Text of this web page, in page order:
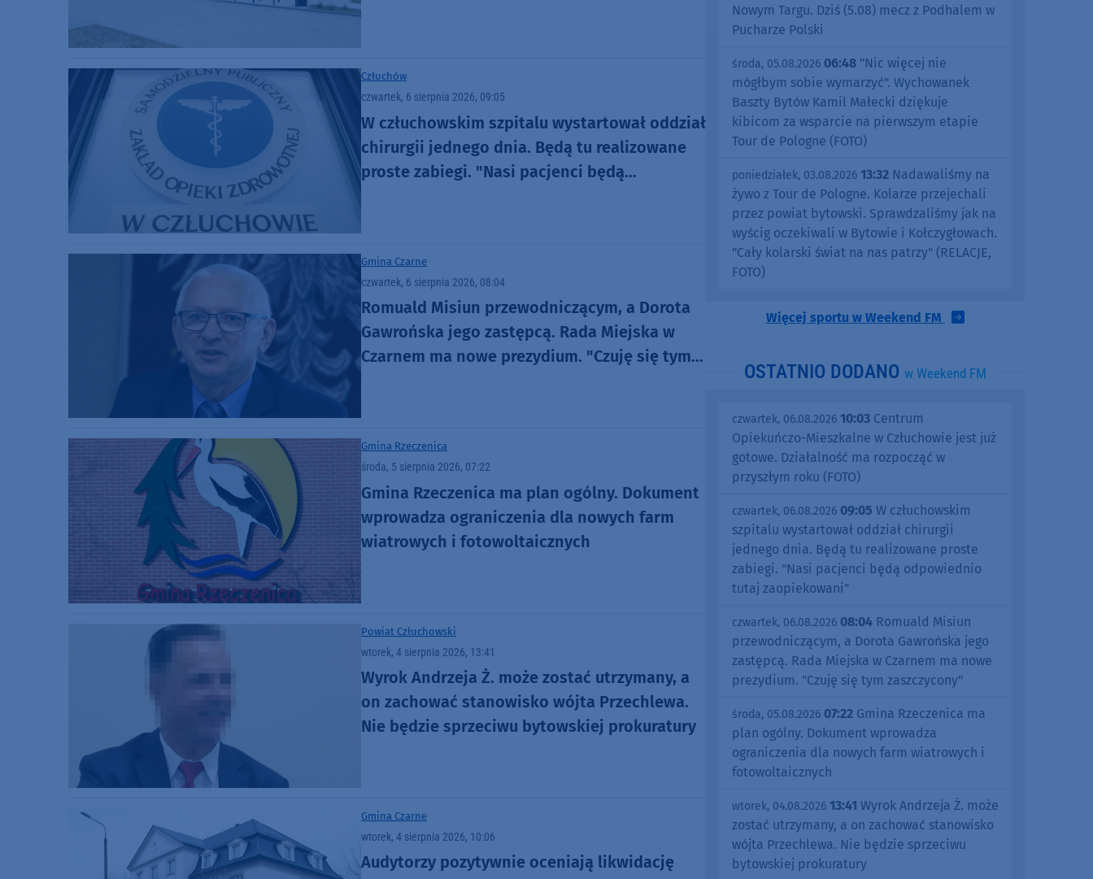
Człuchów
czwartek, 6 sierpnia 2026, 09:05
W człuchowskim szpitalu wystartował oddział
chirurgii jednego dnia. Będą tu realizowane
proste zabiegi. "Nasi pacjenci będą
Gmina Czarne
czwartek, 6 sierpnia 2026, 08:04
Romuald Misiun przewodniczącym, a Dorota
Gawrońska jego zastępcą. Rada Miejska w
Czarnem ma nowe prezydium. "Czuję się tym
Gmina Rzeczenica
środa, 5 sierpnia 2026, 07:22
Gmina Rzeczenica ma plan ogólny. Dokument
wprowadza ograniczenia dla nowych farm
wiatrowych i fotowoltaicznych
Powiat Człuchowski
wtorek, 4 sierpnia 2026, 13:41
Wyrok Andrzeja Ż. może zostać utrzymany, a
on zachować stanowisko wójta Przechlewa.
Nie będzie sprzeciwu bytowskiej prokuratury
Gmina Czarne
wtorek, 4 sierpnia 2026, 10:06
Audytorzy pozytywnie oceniają likwidację
Nowym Targu. Dziś (5.08) mecz z Podhalem w
Pucharze Polski
środa, 05.08.2026 06:48 "Nic więcej nie
mógłbym sobie wymarzyć". Wychowanek
Baszty Bytów Kamil Małecki dziękuje
kibicom za wsparcie na pierwszym etapie
Tour de Pologne (FOTO)
poniedziałek, 03.08.2026 13:32 Nadawaliśmy na
żywo z Tour de Pologne. Kolarze przejechali
przez powiat bytowski. Sprawdzaliśmy jak na
wyścig oczekiwali w Bytowie i Kołczygłowach.
"Cały kolarski świat na nas patrzy" (RELACJE,
FOTO)
Więcej sportu w Weekend FM
OSTATNIO DODANO w Weekend FM
czwartek, 06.08.2026 10:03 Centrum
Opiekuńczo-Mieszkalne w Człuchowie jest już
gotowe. Działalność ma rozpocząć w
przyszłym roku (FOTO)
czwartek, 06.08.2026 09:05 W człuchowskim
szpitalu wystartował oddział chirurgii
jednego dnia. Będą tu realizowane proste
zabiegi. "Nasi pacjenci będą odpowiednio
tutaj zaopiekowani"
czwartek, 06.08.2026 08:04 Romuald Misiun
przewodniczącym, a Dorota Gawrońska jego
zastępcą. Rada Miejska w Czarnem ma nowe
prezydium. "Czuję się tym zaszczycony"
środa, 05.08.2026 07:22 Gmina Rzeczenica ma
plan ogólny. Dokument wprowadza
ograniczenia dla nowych farm wiatrowych i
fotowoltaicznych
wtorek, 04.08.2026 13:41 Wyrok Andrzeja Ż. może
zostać utrzymany, a on zachować stanowisko
wójta Przechlewa. Nie będzie sprzeciwu
bytowskiej prokuratury